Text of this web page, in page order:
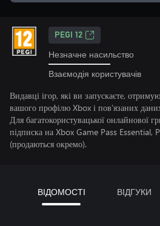
PEGI 12
Незначне насильство
Взаємодія користувачів
Видавці ігор, які ви запускаєте,
вашого профілю Xbox і пов’язаних
Для багатокористувацької онлайнової
підписка на Xbox Game Pass
(продаються окремо).
ВІДОМОСТІ ВІДГУКИ